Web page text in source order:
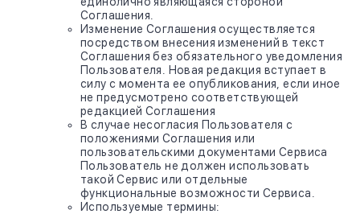
Соглашения.
Изменение Соглашения осуществляется
посредством внесения изменений в текст
Соглашения без обязательного уведомления
Пользователя. Новая редакция вступает в
силу с момента ее опубликования, если иное
не предусмотрено соответствующей
редакцией Соглашения
В случае несогласия Пользователя с
положениями Соглашения или
пользовательскими документами Сервиса
Пользователь не должен использовать
такой Сервис или отдельные
функциональные возможности Сервиса.
Используемые термины: